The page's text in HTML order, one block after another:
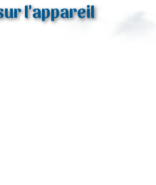
l'appareil